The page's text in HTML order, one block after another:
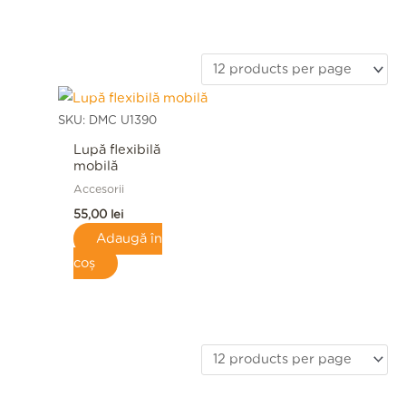
SKU: DMC U1390
Lupă flexibilă
mobilă
Accesorii
55,00 lei
Adaugă în
coș